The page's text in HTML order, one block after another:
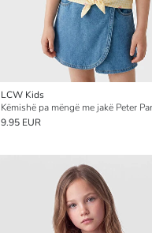
LCW Kids
9.95 EUR